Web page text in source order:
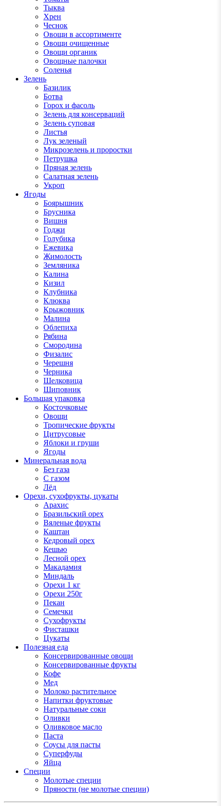
Тыква
Хрен
Чеснок
Овощи в ассортименте
Овощи очищенные
Овощи органик
Овощные палочки
Соленья
Зелень
Базилик
Ботва
Горох и фасоль
Зелень для консерваций
Зелень суповая
Листья
Лук зеленый
Микрозелень и проростки
Петрушка
Пряная зелень
Салатная зелень
Укроп
Ягоды
Боярышник
Брусника
Вишня
Годжи
Голубика
Ежевика
Жимолость
Земляника
Калина
Кизил
Клубника
Клюква
Крыжовник
Малина
Облепиха
Рябина
Смородина
Физалис
Черешня
Черника
Шелковица
Шиповник
Большая упаковка
Косточковые
Овощи
Тропические фрукты
Цитрусовые
Яблоки и груши
Ягоды
Минеральная вода
Без газа
С газом
Лёд
Орехи, сухофрукты, цукаты
Арахис
Бразильский орех
Вяленые фрукты
Каштан
Кедровый орех
Кешью
Лесной орех
Макадамия
Миндаль
Орехи 1 кг
Орехи 250г
Пекан
Семечки
Сухофрукты
Фисташки
Цукаты
Полезная еда
Консервированные овощи
Консервированные фрукты
Кофе
Мед
Молоко растительное
Напитки фруктовые
Натуральные соки
Оливки
Оливковое масло
Паста
Соусы для пасты
Суперфуды
Яйца
Специи
Молотые специи
Пряности (не молотые специи)